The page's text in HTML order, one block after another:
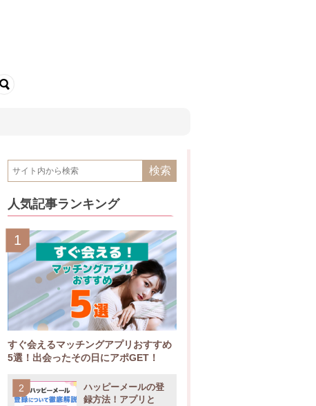
人気記事ランキング
すぐ会えるマッチングアプリおすすめ
5選！出会ったその日にアポGET！
ハッピーメールの登
録方法！アプリと